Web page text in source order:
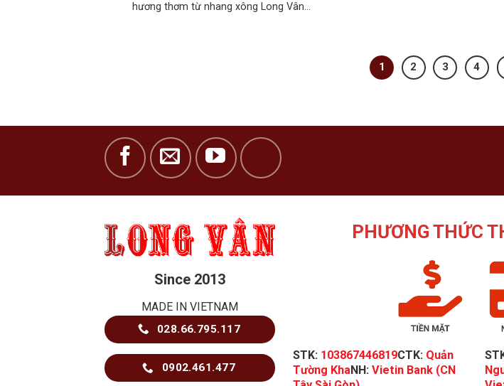
hương thơm từ nhang xông Long Vân...
1 2 3 4
Since 2013
MADE IN VIETNAM
028.66.795.117
0902.461.477
PHƯƠNG THỨC
STK: 103867446819CTK: Quản
Tường KhaNH: Vietin Bank (CN